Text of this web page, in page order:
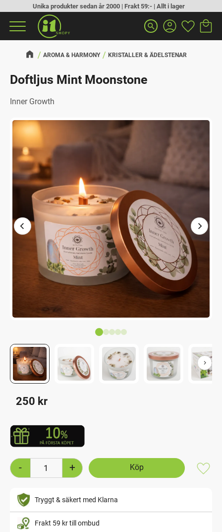
Meny
Unika produkter sedan år 2000 | Frakt 59:- | Allt i lager
search
AROMA & HARMONY KRISTALLER & ÄDELSTENAR
Doftljus Mint Moonstone
Inner Growth
250 kr
+
-
Tryggt & säkert med Klarna
Frakt 59 kr till ombud